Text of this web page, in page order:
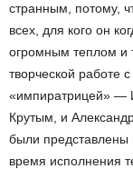
странным, потому,
всех, для кого он
огромным теплом и
творческой работе
«импиратрицей» —
Крутым, и
были представлены
время исполнения